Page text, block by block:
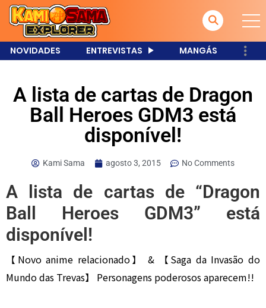
NOVIDADES ENTREVISTAS MANGÁS
A lista de cartas de Dragon
Ball Heroes GDM3 está
disponível!
Kami Sama agosto 3, 2015 No Comments
A lista de cartas de “Dragon
Ball Heroes GDM3” está
disponível!
【Novo anime relacionado】 & 【Saga da Invasão do
Mundo das Trevas】 Personagens poderosos aparecem!!